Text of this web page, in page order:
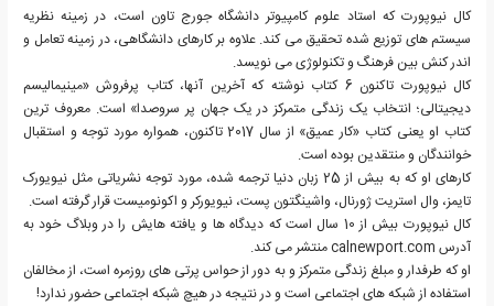
کال نیوپورت که استاد علوم کامپیوتر دانشگاه جورج تاون است، در زمینه نظریه
سیستم های توزیع شده تحقیق می کند. علاوه بر کارهای دانشگاهی، در زمینه تعامل و
اندر کنش بین فرهنگ و تکنولوژی می نویسد.
کال نیوپورت تاکنون 6 کتاب نوشته که آخرین آنها، کتاب پرفروش «مینیمالیسم
دیجیتالی؛ انتخاب یک زندگی متمرکز در یک جهان پر سروصدا» است. معروف ترین
کتاب او یعنی کتاب «کار عمیق» از سال 2017 تاکنون، همواره مورد توجه و استقبال
خوانندگان و منتقدین بوده است.
کارهای او که به بیش از 25 زبان دنیا ترجمه شده، مورد توجه نشریاتی مثل نیویورک
تایمز، وال استریت ژورنال، واشینگتون پست، نیویورکر و اکونومیست قرار گرفته است.
کال نیوپورت بیش از 10 سال است که دیدگاه ها و یافته هایش را در وبلاگ خود به
آدرس calnewport.com منتشر می کند.
او که طرفدار و مبلغ زندگی متمرکز و به دور از حواس پرتی های روزمره است، از مخالفان
استفاده از شبکه های اجتماعی است و در نتیجه در هیچ شبکه اجتماعی حضور ندارد!